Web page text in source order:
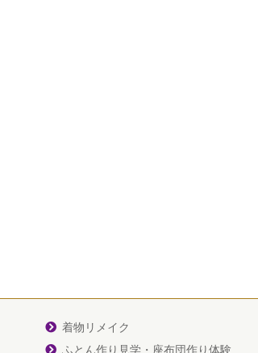
着物リメイク
ふとん作り見学・座布団作り体験